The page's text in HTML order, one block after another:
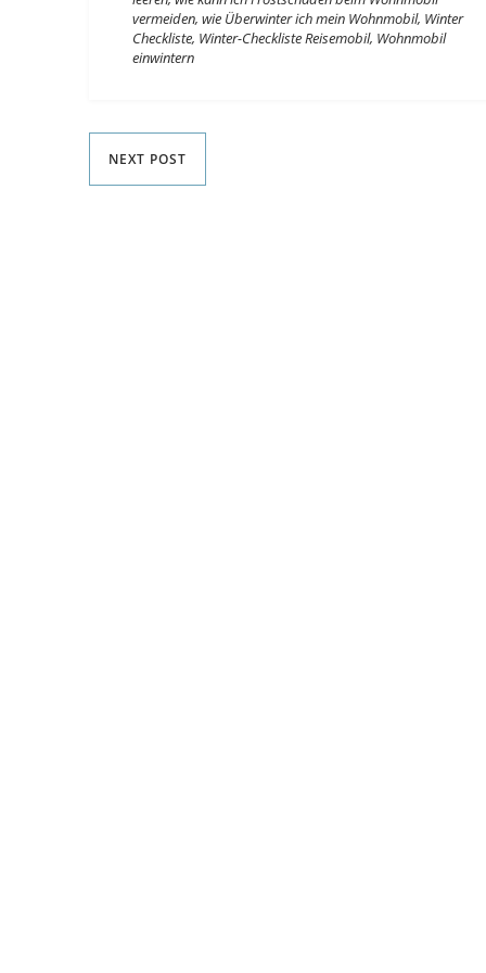
vermeiden, wie Überwinter ich mein Wohnmobil, Winter
Checkliste, Winter-Checkliste Reisemobil, Wohnmobil
einwintern
NEXT POST